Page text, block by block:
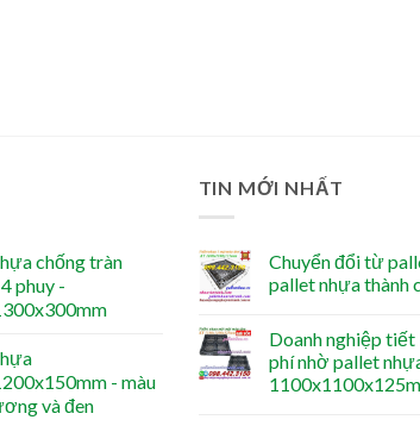
chống tràn
phuy -
- màu
và đen
TIN MỚI NHẤT
Chuyển đổi từ
pallet nhựa thành
Doanh nghiệp tiết
phí nhờ pallet